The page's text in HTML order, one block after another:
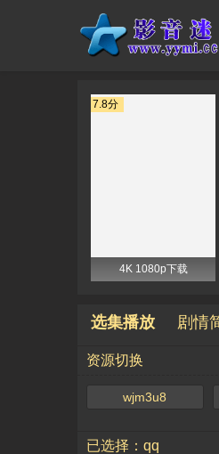
7.8分
4K 1080p下载
选集播放 剧情
资源切换
wjm3u8
已选择：qq